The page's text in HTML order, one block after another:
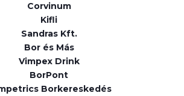
Corvinum
Kifli
Sandras Kft.
Bor és Más
Vimpex Drink
BorPont
Borkereskedés